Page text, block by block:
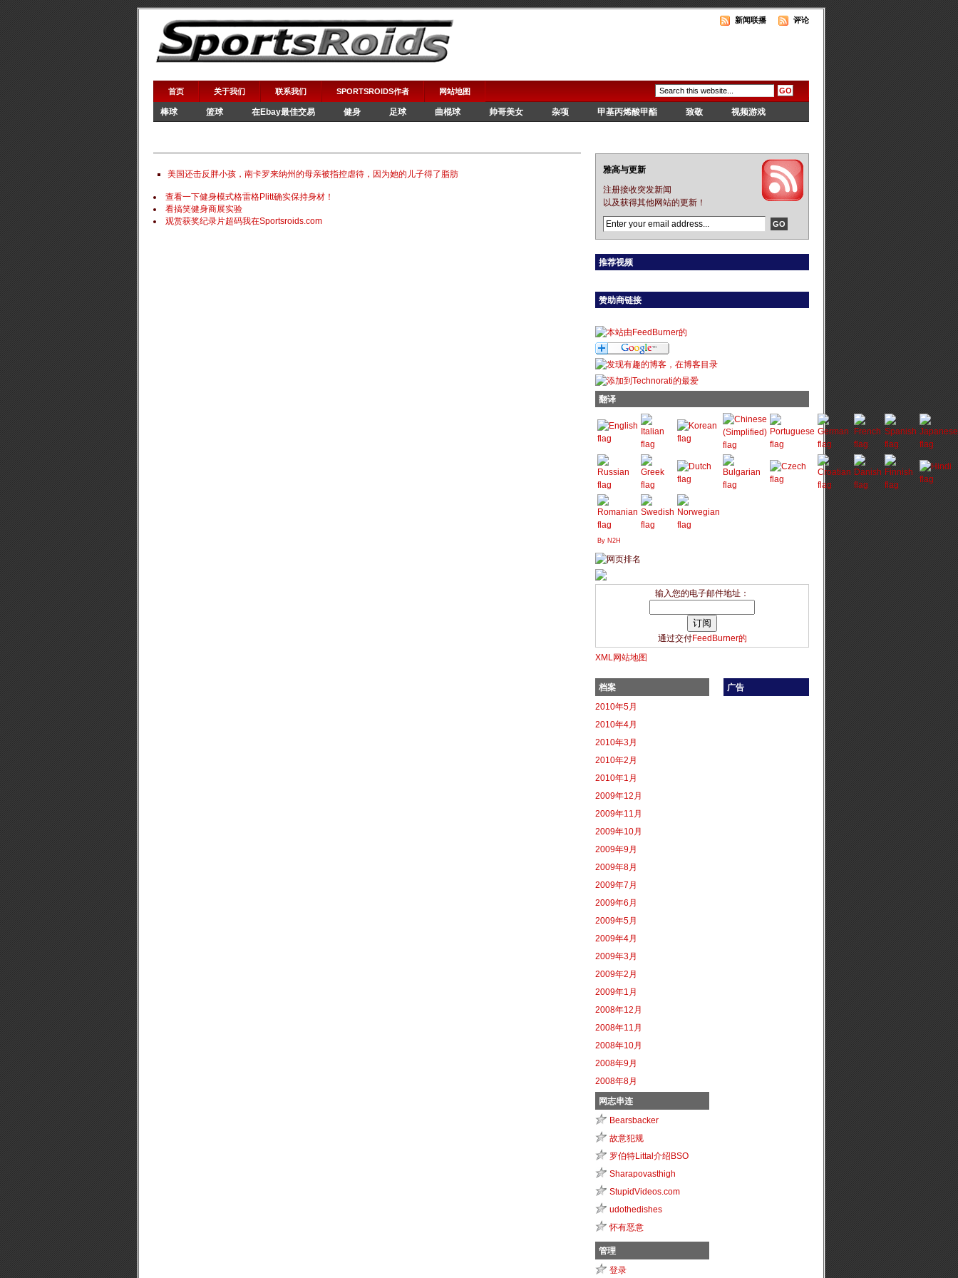
新闻联播 评论
首页 关于我们 联系我们 SPORTSROIDS作者 网站地图
棒球 篮球 在Ebay最佳交易 健身 足球 曲棍球 帅哥美女 杂项 甲基丙烯酸甲酯 致敬 视频游戏
美国还击反胖小孩，南卡罗来纳州的母亲被指控虐待，因为她的儿子得了脂肪
查看一下健身模式格雷格Plitt确实保持身材！
看搞笑健身商展实验
观赏获奖纪录片超码我在Sportsroids.com
雅高与更新
注册接收突发新闻
以及获得其他网站的更新！
推荐视频
赞助商链接
翻译
By N2H
输入您的电子邮件地址：
通过交付FeedBurner的
XML网站地图
档案
2010年5月
2010年4月
2010年3月
2010年2月
2010年1月
2009年12月
2009年11月
2009年10月
2009年9月
2009年8月
2009年7月
2009年6月
2009年5月
2009年4月
2009年3月
2009年2月
2009年1月
2008年12月
2008年11月
2008年10月
2008年9月
2008年8月
网志串连
Bearsbacker
故意犯规
罗伯特Littal介绍BSO
Sharapovasthigh
StupidVideos.com
udothedishes
怀有恶意
管理
登录
广告